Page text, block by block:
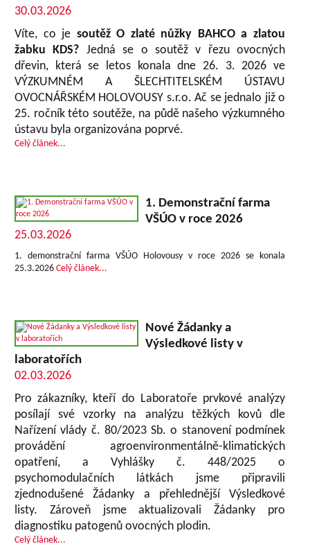
30.03.2026
Víte, co je soutěž O zlaté nůžky BAHCO a zlatou
žabku KDS? Jedná se o soutěž v řezu ovocných
dřevin, která se letos konala dne 26. 3. 2026 ve
VÝZKUMNÉM A ŠLECHTITELSKÉM ÚSTAVU
OVOCNÁŘSKÉM HOLOVOUSY s.r.o. Ač se jednalo již o
25. ročník této soutěže, na půdě našeho výzkumného
ústavu byla organizována poprvé.
Celý článek...
1. Demonstrační farma
VŠÚO v roce 2026
25.03.2026
1. demonstrační farma VŠÚO Holovousy v roce 2026 se konala
25.3.2026Celý článek...
Nové Žádanky a
Výsledkové listy v
laboratořích
02.03.2026
Pro zákazníky, kteří do Laboratoře prvkové analýzy
posílají své vzorky na analýzu těžkých kovů dle
Nařízení vlády č. 80/2023 Sb. o stanovení podmínek
provádění agroenvironmentálně-klimatických
opatření, a Vyhlášky č. 448/2025 o
psychomodulačních látkách jsme připravili
zjednodušené Žádanky a přehlednější Výsledkové
listy. Zároveň jsme aktualizovali Žádanky pro
diagnostiku patogenů ovocných plodin.
Celý článek...